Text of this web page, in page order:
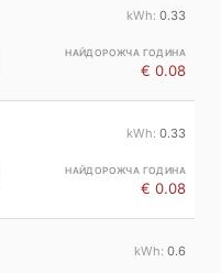
0.33
€ 0.08
0.33
€ 0.08
0.6